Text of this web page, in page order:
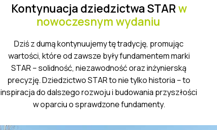
Kontynuacja dziedzictwa STARw
nowoczesnym wydaniu
Dziś z dumą kontynuujemy tę tradycję, promując
wartości, które od zawsze były fundamentem marki
STAR – solidność, niezawodność oraz inżynierską
precyzję. Dziedzictwo STAR to nie tylko historia – to
inspiracja do dalszego rozwoju i budowania przyszłości
w oparciu o sprawdzone fundamenty.